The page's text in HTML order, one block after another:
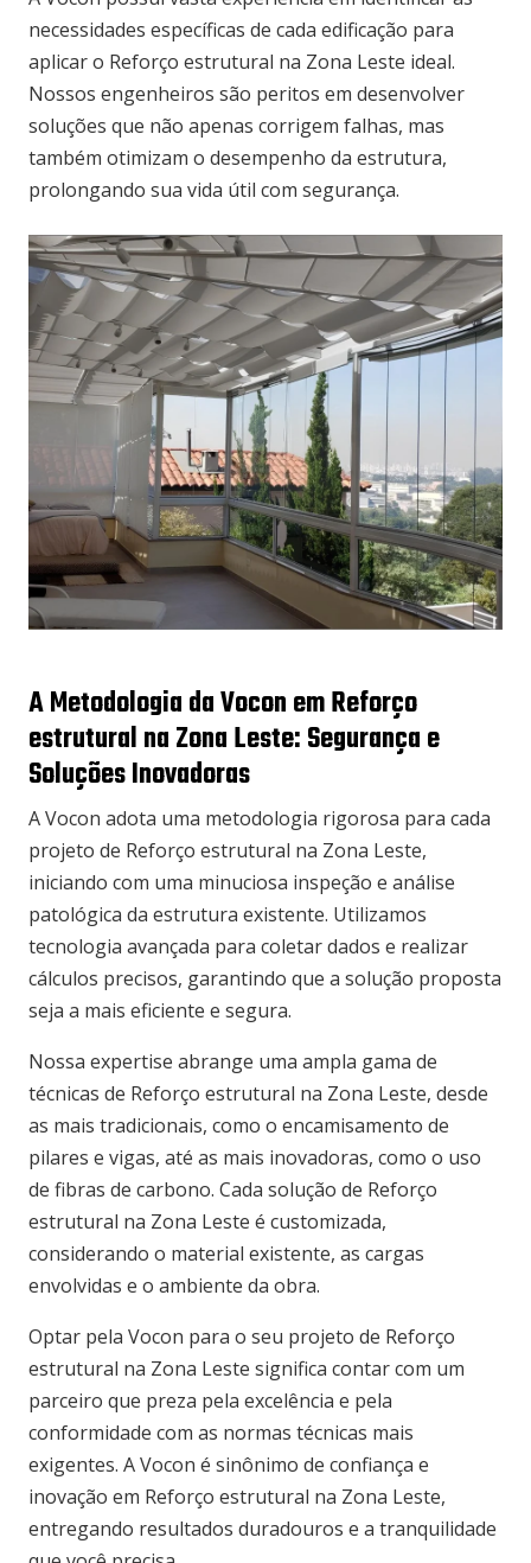
necessidades específicas de cada edificação para
aplicar o Reforço estrutural na Zona Leste ideal.
Nossos engenheiros são peritos em desenvolver
soluções que não apenas corrigem falhas, mas
também otimizam o desempenho da estrutura,
prolongando sua vida útil com segurança.
A Metodologia da Vocon em Reforço
estrutural na Zona Leste: Segurança e
Soluções Inovadoras
A Vocon adota uma metodologia rigorosa para cada
projeto de Reforço estrutural na Zona Leste,
iniciando com uma minuciosa inspeção e análise
patológica da estrutura existente. Utilizamos
tecnologia avançada para coletar dados e realizar
cálculos precisos, garantindo que a solução proposta
seja a mais eficiente e segura.
Nossa expertise abrange uma ampla gama de
técnicas de Reforço estrutural na Zona Leste, desde
as mais tradicionais, como o encamisamento de
pilares e vigas, até as mais inovadoras, como o uso
de fibras de carbono. Cada solução de Reforço
estrutural na Zona Leste é customizada,
considerando o material existente, as cargas
envolvidas e o ambiente da obra.
Optar pela Vocon para o seu projeto de Reforço
estrutural na Zona Leste significa contar com um
parceiro que preza pela excelência e pela
conformidade com as normas técnicas mais
exigentes. A Vocon é sinônimo de confiança e
inovação em Reforço estrutural na Zona Leste,
entregando resultados duradouros e a tranquilidade